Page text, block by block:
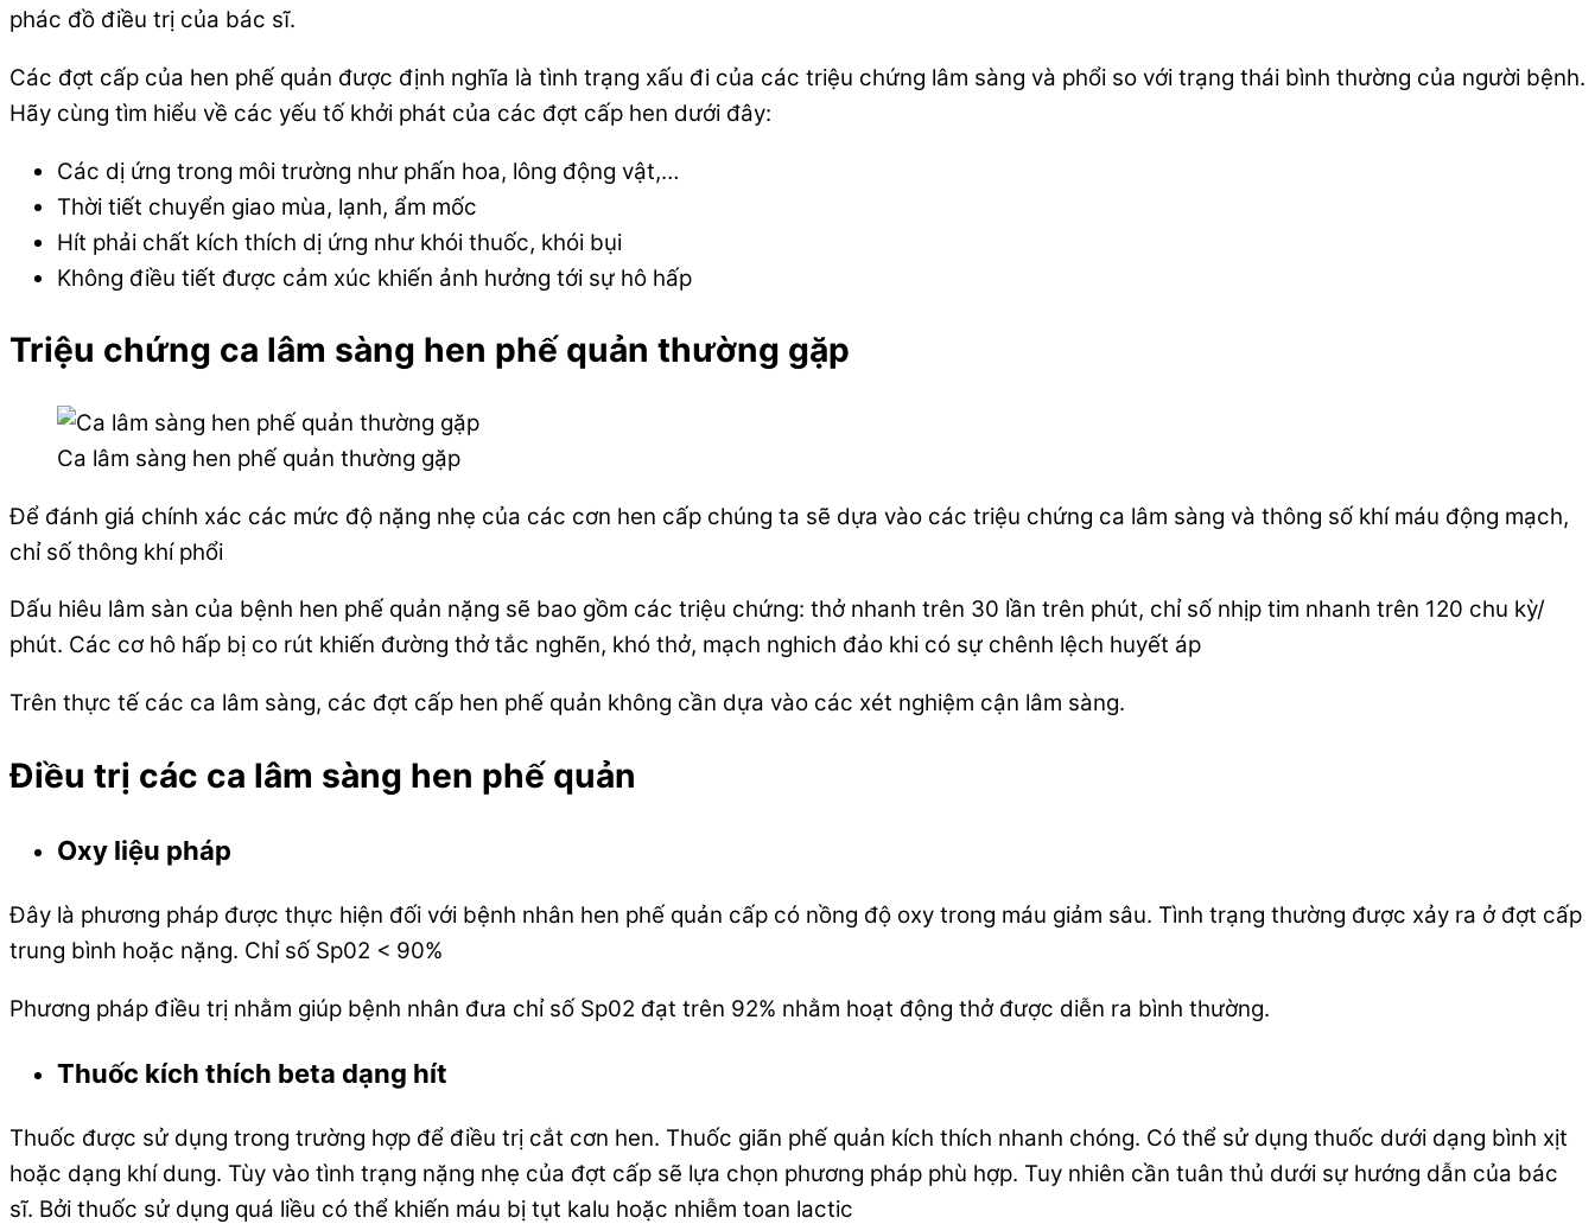
phác đồ điều trị của bác sĩ.
Các đợt cấp của hen phế quản được định nghĩa là tình trạng xấu đi của các triệu chứng lâm sàng và phổi so với trạng thái bình thường của người bệnh.
Hãy cùng tìm hiểu về các yếu tố khởi phát của các đợt cấp hen dưới đây:
Các dị ứng trong môi trường như phấn hoa, lông động vật,…
Thời tiết chuyển giao mùa, lạnh, ẩm mốc
Hít phải chất kích thích dị ứng như khói thuốc, khói bụi
Không điều tiết được cảm xúc khiến ảnh hưởng tới sự hô hấp
Triệu chứng ca lâm sàng hen phế quản thường gặp
Ca lâm sàng hen phế quản thường gặp
Để đánh giá chính xác các mức độ nặng nhẹ của các cơn hen cấp chúng ta sẽ dựa vào các triệu chứng ca lâm sàng và thông số khí máu động mạch,
chỉ số thông khí phổi
Dấu hiêu lâm sàn của bệnh hen phế quản nặng sẽ bao gồm các triệu chứng: thở nhanh trên 30 lần trên phút, chỉ số nhịp tim nhanh trên 120 chu kỳ/
phút. Các cơ hô hấp bị co rút khiến đường thở tắc nghẽn, khó thở, mạch nghich đảo khi có sự chênh lệch huyết áp
Trên thực tế các ca lâm sàng, các đợt cấp hen phế quản không cần dựa vào các xét nghiệm cận lâm sàng.
Điều trị các ca lâm sàng hen phế quản
Oxy liệu pháp
Đây là phương pháp được thực hiện đối với bệnh nhân hen phế quản cấp có nồng độ oxy trong máu giảm sâu. Tình trạng thường được xảy ra ở đợt cấp
trung bình hoặc nặng. Chỉ số Sp02 < 90%
Phương pháp điều trị nhằm giúp bệnh nhân đưa chỉ số Sp02 đạt trên 92% nhằm hoạt động thở được diễn ra bình thường.
Thuốc kích thích beta dạng hít
Thuốc được sử dụng trong trường hợp để điều trị cắt cơn hen. Thuốc giãn phế quản kích thích nhanh chóng. Có thể sử dụng thuốc dưới dạng bình xịt
hoặc dạng khí dung. Tùy vào tình trạng nặng nhẹ của đợt cấp sẽ lựa chọn phương pháp phù hợp. Tuy nhiên cần tuân thủ dưới sự hướng dẫn của bác
sĩ. Bởi thuốc sử dụng quá liều có thể khiến máu bị tụt kalu hoặc nhiễm toan lactic